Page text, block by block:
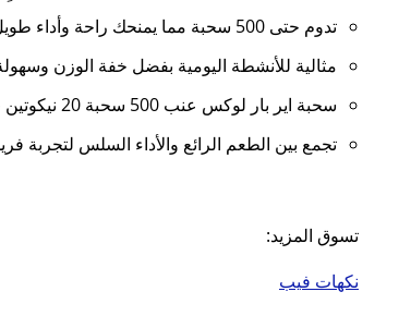
تدوم حتى 500 سحبة مما يمنحك راحة وأداء طويل الأمد.
مثالية للأنشطة اليومية بفضل خفة الوزن
سحبة اير بار لوكس عنب 500 سحبة 20 نيكوتين خالية من الرائحة الثقيلة، لتتمكن من استخدامها أينما كنت دون إحراج.
تجمع بين الطعم الرائع والأداء السلس لتجربة
تسوق المزيد:
نكهات فيب